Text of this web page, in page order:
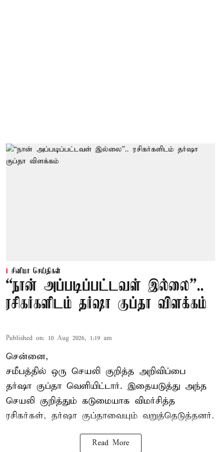
சினிமா செய்திகள்
“நான் அப்படிப்பட்டவள் இல்லை”..
ரசிகர்களிடம் தர்ஷா குப்தா விளக்கம்
Published on: 10 Aug 2026, 1:19 am
சென்னை,
சமீபத்தில் ஒரு செயலி குறித்த அறிவிப்பை
தர்ஷா குப்தா வெளியிட்டார். இதையடுத்து அந்த
செயலி குறித்தும் கடுமையாக விமர்சித்த
ரசிகர்கள், தர்ஷா குப்தாவையும் வறுத்தெடுத்தனர்.
Read More